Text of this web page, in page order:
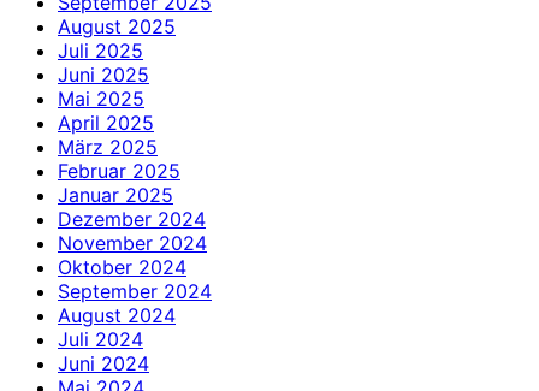
August 2025
Juli 2025
Juni 2025
Mai 2025
April 2025
März 2025
Februar 2025
Januar 2025
Dezember 2024
November 2024
Oktober 2024
September 2024
August 2024
Juli 2024
Juni 2024